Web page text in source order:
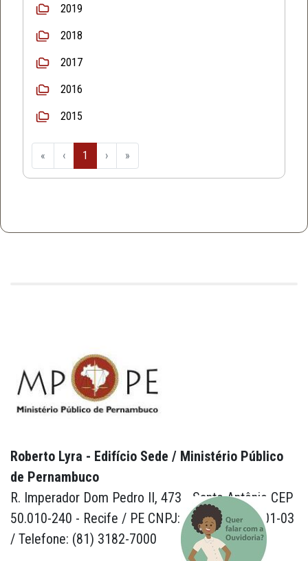
2019
2018
2017
2016
2015
« ‹ 1 › »
Roberto Lyra - Edifício Sede / Ministério Público
de Pernambuco
R. Imperador Dom Pedro II, 473 - Santo Antônio CEP
50.010-240 - Recife / PE CNPJ: 24.417.065/0001-03
/ Telefone: (81) 3182-7000